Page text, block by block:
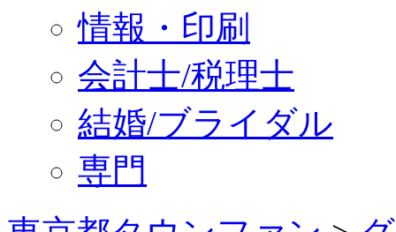
情報・印刷
会計士/税理士
結婚/ブライダル
専門